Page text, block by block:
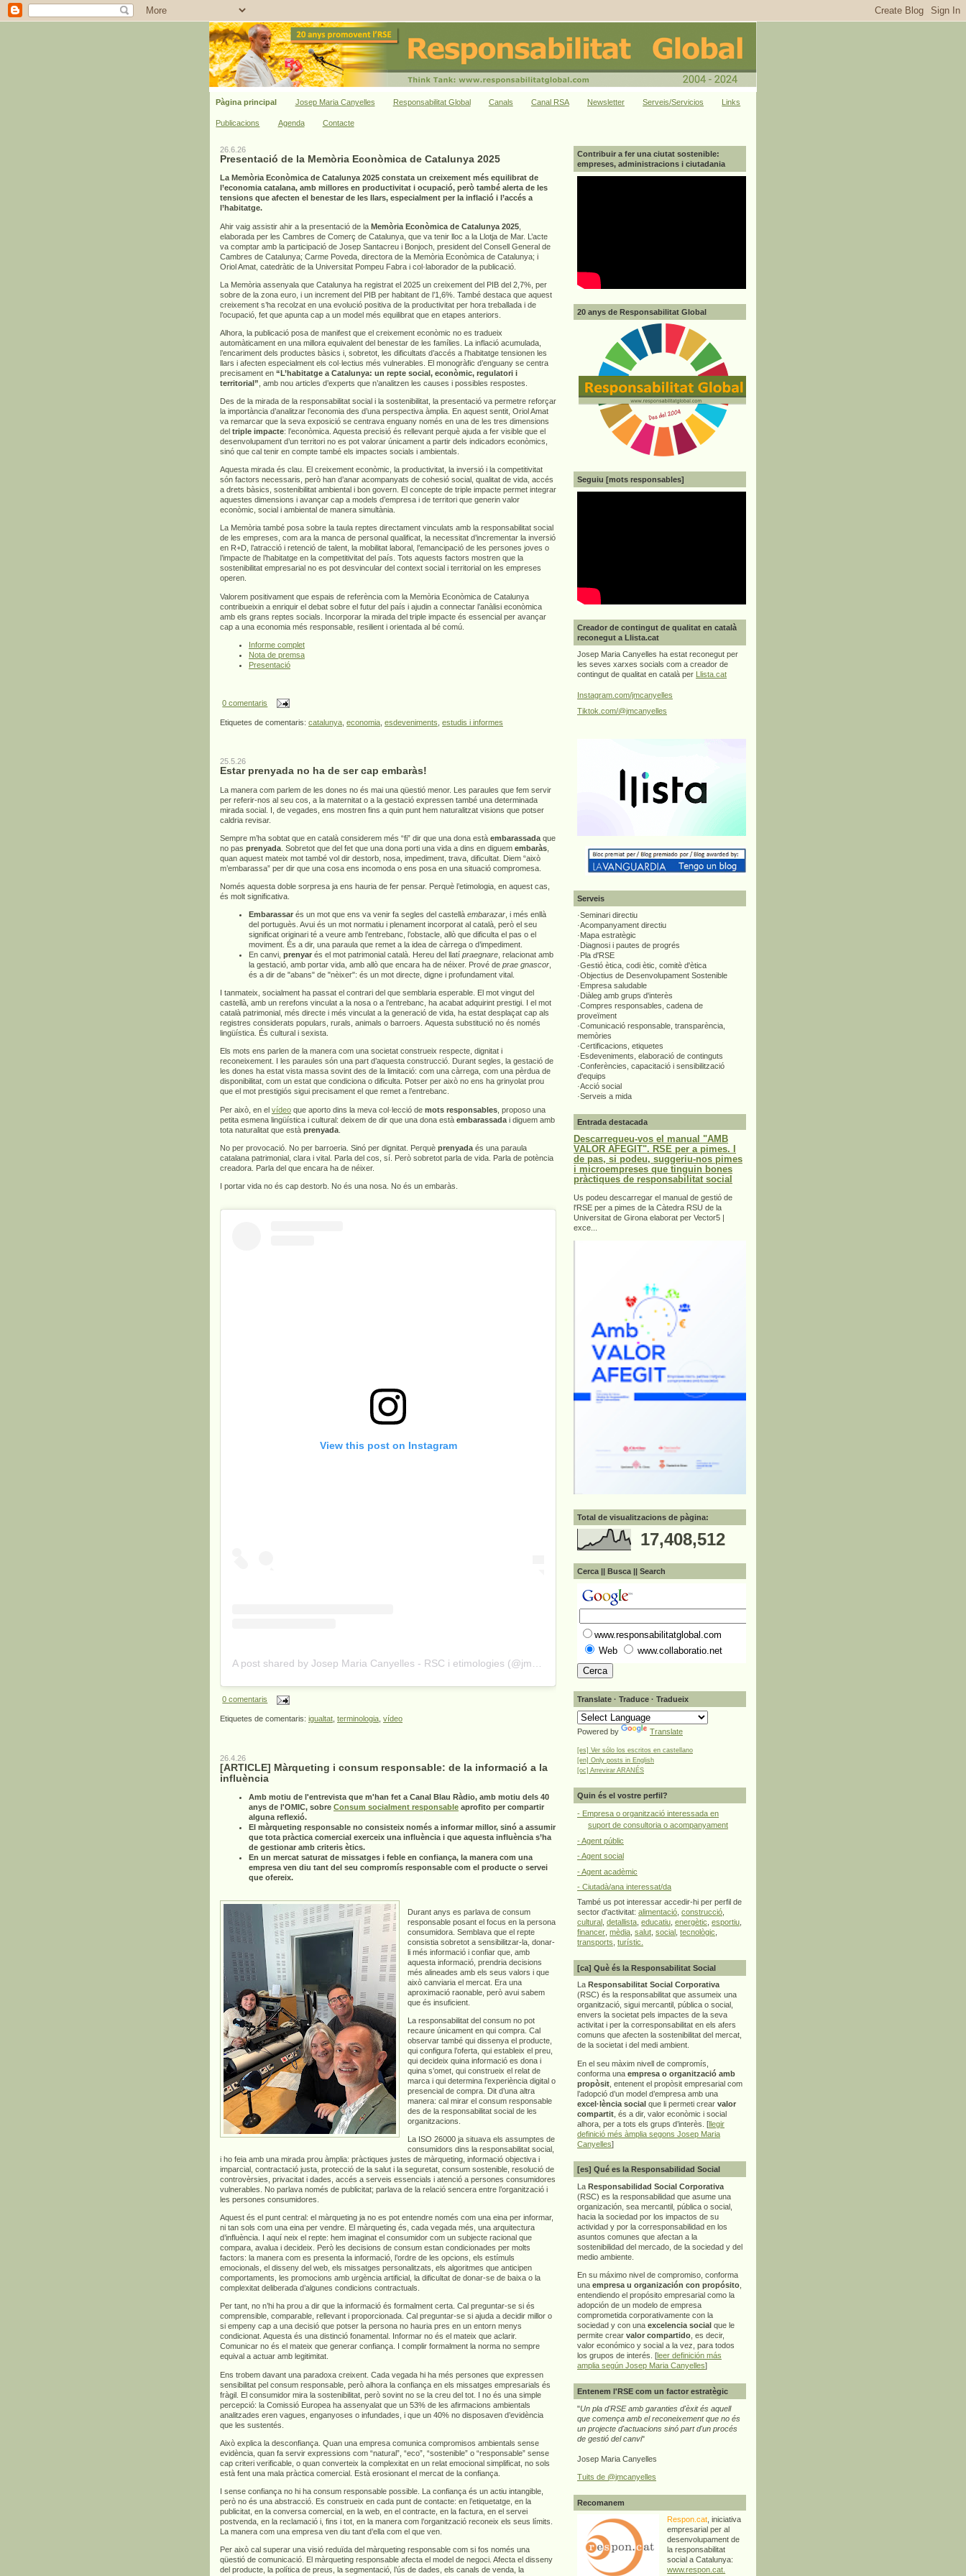
Pàgina principal Josep Maria Canyelles Responsabilitat Global Canals Canal RSA Newsletter Serveis/Servicios Links
Publicacions Agenda Contacte
26.6.26
Presentació de la Memòria Econòmica de Catalunya 2025
La Memòria Econòmica de Catalunya 2025 constata un creixement més equilibrat de
l’economia catalana, amb millores en productivitat i ocupació, però també alerta de les
tensions que afecten el benestar de les llars, especialment per la inflació i l’accés a
l’habitatge.
Ahir vaig assistir ahir a la presentació de la Memòria Econòmica de Catalunya 2025
elaborada per les Cambres de Comerç de Catalunya, que va tenir lloc a la Llotja de Mar. L’acte
va comptar amb la participació de Josep Santacreu i Bonjoch, president del Consell General de
Cambres de Catalunya; Carme Poveda, directora de la Memòria Econòmica de Catalunya; i
Oriol Amat, catedràtic de la Universitat Pompeu Fabra i col·laborador de la publicació.
La Memòria assenyala que Catalunya ha registrat el 2025 un creixement del PIB del 2,7%, per
sobre de la zona euro, i un increment del PIB per habitant de l’1,6%. També destaca que aquest
creixement s’ha recolzat en una evolució positiva de la productivitat per hora treballada i de
l’ocupació, fet que apunta cap a un model més equilibrat que en etapes anteriors.
Alhora, la publicació posa de manifest que el creixement econòmic no es tradueix
automàticament en una millora equivalent del benestar de les famílies. La inflació acumulada,
l’encariment dels productes bàsics i, sobretot, les dificultats d’accés a l’habitatge tensionen les
llars i afecten especialment els col·lectius més vulnerables. El monogràfic d’enguany se centra
precisament en “L’habitatge a Catalunya: un repte social, econòmic, regulatori i
territorial” , amb nou articles d’experts que n’analitzen les causes i possibles respostes.
Des de la mirada de la responsabilitat social i la sostenibilitat, la presentació va permetre reforçar
la importància d’analitzar l’economia des d’una perspectiva àmplia. En aquest sentit, Oriol Amat
va remarcar que la seva exposició se centrava enguany només en una de les tres dimensions
del triple impacte: l’econòmica. Aquesta precisió és rellevant perquè ajuda a fer visible que el
desenvolupament d’un territori no es pot valorar únicament a partir dels indicadors econòmics,
sinó que cal tenir en compte també els impactes socials i ambientals.
Aquesta mirada és clau. El creixement econòmic, la productivitat, la inversió i la competitivitat
són factors necessaris, però han d’anar acompanyats de cohesió social, qualitat de vida, accés
a drets bàsics, sostenibilitat ambiental i bon govern. El concepte de triple impacte permet integrar
aquestes dimensions i avançar cap a models d’empresa i de territori que generin valor
econòmic, social i ambiental de manera simultània.
La Memòria també posa sobre la taula reptes directament vinculats amb la responsabilitat social
de les empreses, com ara la manca de personal qualificat, la necessitat d’incrementar la inversió
en R+D, l’atracció i retenció de talent, la mobilitat laboral, l’emancipació de les persones joves o
l’impacte de l’habitatge en la competitivitat del país. Tots aquests factors mostren que la
sostenibilitat empresarial no es pot desvincular del context social i territorial on les empreses
operen.
Valorem positivament que espais de referència com la Memòria Econòmica de Catalunya
contribueixin a enriquir el debat sobre el futur del país i ajudin a connectar l’anàlisi econòmica
amb els grans reptes socials. Incorporar la mirada del triple impacte és essencial per avançar
cap a una economia més responsable, resilient i orientada al bé comú.
Informe complet
Nota de premsa
Presentació
0 comentaris
Etiquetes de comentaris: catalunya economia esdeveniments estudis i informes
25.5.26
Estar prenyada no ha de ser cap embaràs!
La manera com parlem de les dones no és mai una qüestió menor. Les paraules que fem servir
per referir-nos al seu cos, a la maternitat o a la gestació expressen també una determinada
mirada social. I, de vegades, ens mostren fins a quin punt hem naturalitzat visions que potser
caldria revisar.
Sempre m’ha sobtat que en català considerem més “fi” dir que una dona està embarassada que
no pas prenyada . Sobretot que del fet que una dona porti una vida a dins en diguem embaràs
quan aquest mateix mot també vol dir destorb, nosa, impediment, trava, dificultat. Diem “això
m’embarassa” per dir que una cosa ens incomoda o ens posa en una situació compromesa.
Només aquesta doble sorpresa ja ens hauria de fer pensar. Perquè l’etimologia, en aquest cas,
és molt significativa.
Embarassar és un mot que ens va venir fa segles del castellà embarazar , i més enllà
del portuguès. Avui és un mot normatiu i plenament incorporat al català, però el seu
significat originari té a veure amb l’entrebanc, l’obstacle, allò que dificulta el pas o el
moviment. És a dir, una paraula que remet a la idea de càrrega o d’impediment.
En canvi, prenyar és el mot patrimonial català. Hereu del llatí praegnare , relacionat amb
la gestació, amb portar vida, amb allò que encara ha de néixer. Prové de prae gnascor
és a dir de "abans" de "nèixer": és un mot directe, digne i profundament vital.
I tanmateix, socialment ha passat el contrari del que semblaria esperable. El mot vingut del
castellà, amb un rerefons vinculat a la nosa o a l’entrebanc, ha acabat adquirint prestigi. I el mot
català patrimonial, més directe i més vinculat a la generació de vida, ha estat desplaçat cap als
registres considerats populars, rurals, animals o barroers. Aquesta substitució no és només
lingüística. És cultural i sexista.
Els mots ens parlen de la manera com una societat construeix respecte, dignitat i
reconeixement. I les paraules són una part d’aquesta construcció. Durant segles, la gestació de
les dones ha estat vista massa sovint des de la limitació: com una càrrega, com una pèrdua de
disponibilitat, com un estat que condiciona o dificulta. Potser per això no ens ha grinyolat prou
que el mot prestigiós sigui precisament el que remet a l’entrebanc.
Per això, en el vídeo que aporto dins la meva col·lecció de mots responsables , proposo una
petita esmena lingüística i cultural: deixem de dir que una dona està embarassada i diguem amb
tota naturalitat que està prenyada
No per provocació. No per barroeria. Sinó per dignitat. Perquè prenyada és una paraula
catalana patrimonial, clara i vital. Parla del cos, sí. Però sobretot parla de vida. Parla de potència
creadora. Parla del que encara ha de néixer.
I portar vida no és cap destorb. No és una nosa. No és un embaràs.
View this post on Instagram
A post shared by Josep Maria Canyelles - RSC i etimologies (@jmcanyelles)
0 comentaris
Etiquetes de comentaris: igualtat terminologia vídeo
26.4.26
[ARTICLE] Màrqueting i consum responsable: de la informació a la
influència
Amb motiu de l'entrevista que m'han fet a Canal Blau Ràdio, amb motiu dels 40
anys de l'OMIC, sobre Consum socialment responsable aprofito per compartir
alguna reflexió.
El màrqueting responsable no consisteix només a informar millor, sinó a assumir
que tota pràctica comercial exerceix una influència i que aquesta influència s’ha
de gestionar amb criteris ètics.
En un mercat saturat de missatges i feble en confiança, la manera com una
empresa ven diu tant del seu compromís responsable com el producte o servei
que ofereix.
Durant anys es parlava de consum
responsable posant el focus en la persona
consumidora. Semblava que el repte
consistia sobretot a sensibilitzar-la, donar-
li més informació i confiar que, amb
aquesta informació, prendria decisions
més alineades amb els seus valors i que
això canviaria el mercat. Era una
aproximació raonable, però avui sabem
que és insuficient.
La responsabilitat del consum no pot
recaure únicament en qui compra. Cal
observar també qui dissenya el producte,
qui configura l’oferta, qui estableix el preu,
qui decideix quina informació es dona i
quina s’omet, qui construeix el relat de
marca i qui determina l’experiència digital o
presencial de compra. Dit d’una altra
manera: cal mirar el consum responsable
des de la responsabilitat social de les
organitzacions.
La ISO 26000 ja situava els assumptes de
consumidors dins la responsabilitat social,
i ho feia amb una mirada prou àmplia: pràctiques justes de màrqueting, informació objectiva i
imparcial, contractació justa, protecció de la salut i la seguretat, consum sostenible, resolució de
controvèrsies, privacitat i dades, accés a serveis essencials i atenció a persones consumidores
vulnerables. No parlava només de publicitat; parlava de la relació sencera entre l’organització i
les persones consumidores.
Aquest és el punt central: el màrqueting ja no es pot entendre només com una eina per informar,
ni tan sols com una eina per vendre. El màrqueting és, cada vegada més, una arquitectura
d’influència. I aquí neix el repte: hem imaginat el consumidor com un subjecte racional que
compara, avalua i decideix. Però les decisions de consum estan condicionades per molts
factors: la manera com es presenta la informació, l’ordre de les opcions, els estímuls
emocionals, el disseny del web, els missatges personalitzats, els algoritmes que anticipen
comportaments, les promocions amb urgència artificial, la dificultat de donar-se de baixa o la
complexitat deliberada d’algunes condicions contractuals.
Per tant, no n’hi ha prou a dir que la informació és formalment certa. Cal preguntar-se si és
comprensible, comparable, rellevant i proporcionada. Cal preguntar-se si ajuda a decidir millor o
si empeny cap a una decisió que potser la persona no hauria pres en un entorn menys
condicionat. Aquesta és una distinció fonamental. Informar no és el mateix que aclarir.
Comunicar no és el mateix que generar confiança. I complir formalment la norma no sempre
equival a actuar amb legitimitat.
Ens trobem davant una paradoxa creixent. Cada vegada hi ha més persones que expressen
sensibilitat pel consum responsable, però alhora la confiança en els missatges empresarials és
fràgil. El consumidor mira la sostenibilitat, però sovint no se la creu del tot. I no és una simple
percepció: la Comissió Europea ha assenyalat que un 53% de les afirmacions ambientals
analitzades eren vagues, enganyoses o infundades, i que un 40% no disposaven d’evidència
que les sustentés.
Això explica la desconfiança. Quan una empresa comunica compromisos ambientals sense
evidència, quan fa servir expressions com “natural”, “eco”, “sostenible” o “responsable” sense
cap criteri verificable, o quan converteix la complexitat en un relat emocional simplificat, no sols
està fent una mala pràctica comercial. Està erosionant el mercat de la confiança.
I sense confiança no hi ha consum responsable possible. La confiança és un actiu intangible,
però no és una abstracció. Es construeix en cada punt de contacte: en l’etiquetatge, en la
publicitat, en la conversa comercial, en la web, en el contracte, en la factura, en el servei
postvenda, en la reclamació i, fins i tot, en la manera com l’organització reconeix els seus límits.
La manera com una empresa ven diu tant d’ella com el que ven.
Per això cal superar una visió reduïda del màrqueting responsable com si fos només una
qüestió de comunicació. El màrqueting responsable afecta el model de negoci. Afecta el disseny
del producte, la política de preus, la segmentació, l’ús de dades, els canals de venda, la
Contribuir a fer una ciutat sostenible:
empreses, administracions i ciutadania
20 anys de Responsabilitat Global
Seguiu [mots responsables]
Creador de contingut de qualitat en català
reconegut a Llista.cat
Josep Maria Canyelles ha estat reconegut per
les seves xarxes socials com a creador de
contingut de qualitat en català per
Llista.cat
Instagram.com/jmcanyelles
Tiktok.com/@jmcanyelles
Serveis
·Seminari directiu
·Acompanyament directiu
·Mapa estratègic
·Diagnosi i pautes de progrés
·Pla d'RSE
·Gestió ètica, codi ètic, comitè d'ètica
·Objectius de Desenvolupament Sostenible
·Empresa saludable
·Diàleg amb grups d'interès
·Compres responsables, cadena de
proveïment
·Comunicació responsable, transparència,
memòries
·Certificacions, etiquetes
·Esdeveniments, elaboració de continguts
·Conferències, capacitació i sensibilització
d'equips
·Acció social
·Serveis a mida
Entrada destacada
Descarregueu-vos el manual "AMB
VALOR AFEGIT". RSE per a pimes. I
de pas, si podeu, suggeriu-nos pimes
i microempreses que tinguin bones
pràctiques de responsabilitat social
Us podeu descarregar el manual de gestió de
l'RSE per a pimes de la Càtedra RSU de la
Universitat de Girona elaborat per Vector5 |
exce...
Total de visualitzacions de pàgina:
17,408,512
Cerca || Busca || Search
www.responsabilitatglobal.com
Web
www.collaboratio.net
Translate · Traduce · Tradueix
Powered by Translate
[es] Ver sólo los escritos en castellano
[en] Only posts in English
[oc] Arrevirar ARANÉS
Quin és el vostre perfil?
- Empresa o organització interessada en
suport de consultoria o acompanyament
- Agent públic
- Agent social
- Agent acadèmic
- Ciutadà/ana interessat/da
També us pot interessar accedir-hi per perfil de
sector d'activitat: alimentació construcció
cultural detallista educatiu energètic esportiu
financer mèdia salut social tecnològic
transports turístic.
[ca] Què és la Responsabilitat Social
La Responsabilitat Social Corporativa
(RSC) és la responsabilitat que assumeix una
organització, sigui mercantil, pública o social,
envers la societat pels impactes de la seva
activitat i per la corresponsabilitat en els afers
comuns que afecten la sostenibilitat del mercat,
de la societat i del medi ambient.
En el seu màxim nivell de compromís,
conforma una empresa o organització amb
propòsit , entenent el propòsit empresarial com
l’adopció d’un model d’empresa amb una
excel·lència social que li permeti crear valor
compartit , és a dir, valor econòmic i social
alhora, per a tots els grups d’interès. [llegir
definició més àmplia segons Josep Maria
Canyelles]
[es] Qué es la Responsabilidad Social
La Responsabilidad Social Corporativa
(RSC) es la responsabilidad que asume una
organización, sea mercantil, pública o social,
hacia la sociedad por los impactos de su
actividad y por la corresponsabilidad en los
asuntos comunes que afectan a la
sostenibilidad del mercado, de la sociedad y del
medio ambiente.
En su máximo nivel de compromiso, conforma
una empresa u organización con propósito
entendiendo el propósito empresarial como la
adopción de un modelo de empresa
comprometida corporativamente con la
sociedad y con una excelencia social que le
permite crear valor compartido , es decir,
valor económico y social a la vez, para todos
los grupos de interés. [leer definición más
amplia según Josep Maria Canyelles]
Entenem l'RSE com un factor estratègic
"Un pla d'RSE amb garanties d'èxit és aquell
que comença amb el reconeixement que no és
un projecte d'actuacions sinó part d'un procés
de gestió del canvi"
Josep Maria Canyelles
Tuits de @jmcanyelles
Recomanem
Respon.cat , iniciativa
empresarial per al
desenvolupament de
la responsabilitat
social a Catalunya:
www.respon.cat.